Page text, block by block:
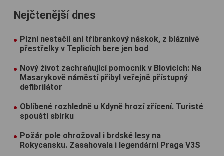
Nejčtenější dnes
Plzni nestačil ani tříbrankový náskok, z bláznivé
přestřelky v Teplicích bere jen bod
Nový život zachraňující pomocník v Blovicích: Na
Masarykově náměstí přibyl veřejně přístupný
defibrilátor
Oblíbené rozhledně u Kdyně hrozí zřícení. Turisté
spouští sbírku
Požár pole ohrožoval i brdské lesy na
Rokycansku. Zasahovala i legendární Praga V3S